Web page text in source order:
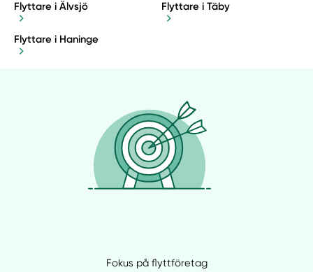
Flyttare i Älvsjö Flyttare i Täby
Flyttare i Haninge
Fokus på flyttföretag